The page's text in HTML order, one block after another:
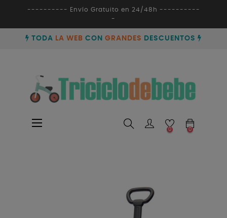
---------- Envío Gratuito en 24/48h ----------
-
TODA LA WEB CON GRANDES DESCUENTOS
Navegación
☰
0 0